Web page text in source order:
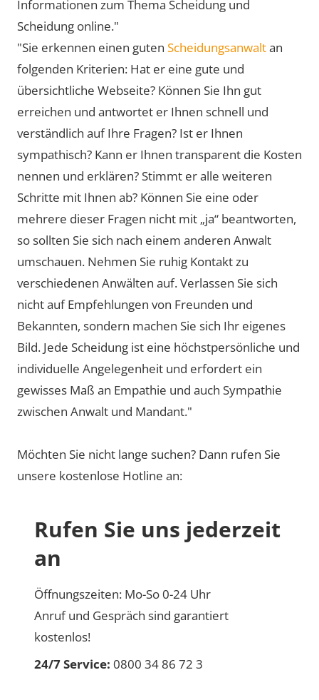
Informationen zum Thema Scheidung und
Scheidung online."
"Sie erkennen einen guten Scheidungsanwaltan
folgenden Kriterien: Hat er eine gute und
übersichtliche Webseite? Können Sie Ihn gut
erreichen und antwortet er Ihnen schnell und
verständlich auf Ihre Fragen? Ist er Ihnen
sympathisch? Kann er Ihnen transparent die Kosten
nennen und erklären? Stimmt er alle weiteren
Schritte mit Ihnen ab? Können Sie eine oder
mehrere dieser Fragen nicht mit „ja“ beantworten,
so sollten Sie sich nach einem anderen Anwalt
umschauen. Nehmen Sie ruhig Kontakt zu
verschiedenen Anwälten auf. Verlassen Sie sich
nicht auf Empfehlungen von Freunden und
Bekannten, sondern machen Sie sich Ihr eigenes
Bild. Jede Scheidung ist eine höchstpersönliche und
individuelle Angelegenheit und erfordert ein
gewisses Maß an Empathie und auch Sympathie
zwischen Anwalt und Mandant."
Möchten Sie nicht lange suchen? Dann rufen Sie
unsere kostenlose Hotline an:
Rufen Sie uns jederzeit
an
Öffnungszeiten: Mo-So 0-24 Uhr
Anruf und Gespräch sind garantiert
kostenlos!
24/7 Service: 0800 34 86 72 3